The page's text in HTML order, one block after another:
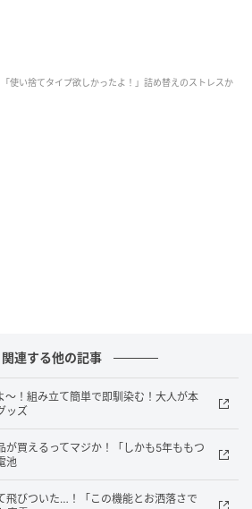
使い捨てタイプ欲しかったよ！」詰め替えのストレスか
関連する他の記事
！組み立て簡単で即馴染む！大人が本
ッズ
が買えるってマジか！「しかも5年ももつ
池
飛びついた…！「この機能とお洒落さで